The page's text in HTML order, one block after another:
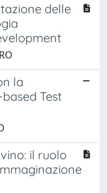
delle
la
Test
il ruolo